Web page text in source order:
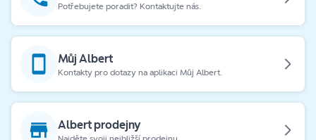
Potřebujete poradit? Kontaktujte nás.
Můj Albert
Kontakty pro dotazy na aplikaci Můj Albert.
Albert prodejny